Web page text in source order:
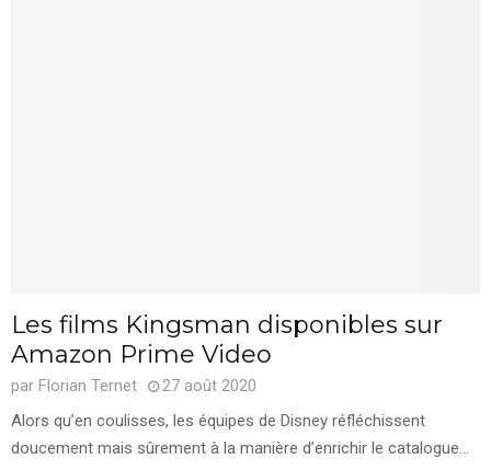
Les films Kingsman disponibles sur
Amazon Prime Video
par Florian Ternet
27 août 2020
Alors qu’en coulisses, les équipes de Disney réfléchissent
doucement mais sûrement à la manière d’enrichir le catalogue...